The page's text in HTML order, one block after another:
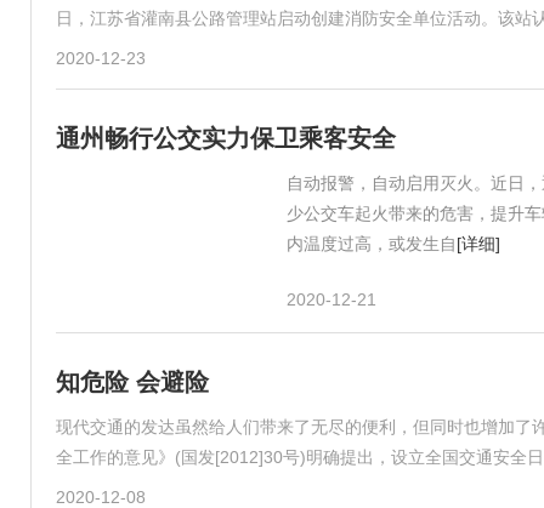
日，江苏省灌南县公路管理站启动创建消防安全单位活动。该站
2020-12-23
通州畅行公交实力保卫乘客安全
自动报警，自动启用灭火。近日
少公交车起火带来的危害，提升
内温度过高，或发生自[详细]
2020-12-21
知危险 会避险
现代交通的发达虽然给人们带来了无尽的便利，但同时也增加
全工作的意见》(国发[2012]30号)明确提出，设立全国交通安全
2020-12-08